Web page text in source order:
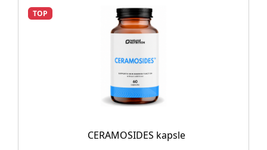
TOP
CERAMOSIDES kapsle